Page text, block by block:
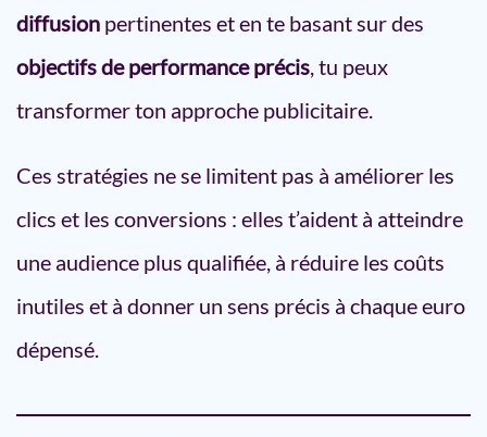
diffusion pertinentes et en te basant sur des
objectifs de performance précis, tu peux
transformer ton approche publicitaire.
Ces stratégies ne se limitent pas à améliorer les
clics et les conversions : elles t’aident à atteindre
une audience plus qualifiée, à réduire les coûts
inutiles et à donner un sens précis à chaque euro
dépensé.